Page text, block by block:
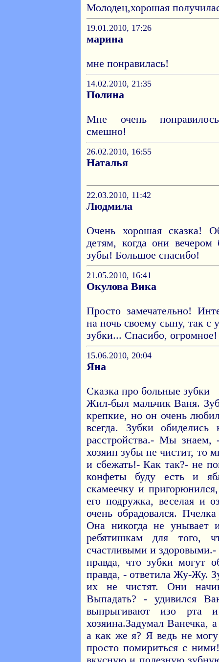
Молодец,хорошая
19.01.2010, 17:26
марина
мне понравилась!
14.02.2010, 21:35
Полина
Мне очень
смешно!
26.02.2010, 16:55
Наталья
22.03.2010, 11:42
Людмила
Очень хорошая сказка!
детям, когда они вечером
зубы! Большое спасибо!
21.05.2010, 16:41
Окулова Вика
Просто замечательно!
на ночь своему сыну, так с
зубки... Спасибо, огромное!
15.06.2010, 20:04
Яна
Сказка про больные зубки
Жил-был мальчик Ваня.
крепкие, но он очень
всегда. Зубки
расстройства.- Мы знаем,
хозяин зубы не чистит, то
и сбежать!- Как так?- не
конфеты буду есть и
скамеечку и
его подружка, веселая и
очень обрадовался.
Она никогда не унывает
ребятишкам для того,
счастливыми и
правда, что зубки могут
правда, - ответила Жу-Жу.
их не чистят. Они
Выпадать? - удивился
выпрыгивают изо рта и
хозяина.Задумал
а как же я? Я ведь не могу
просто помириться с